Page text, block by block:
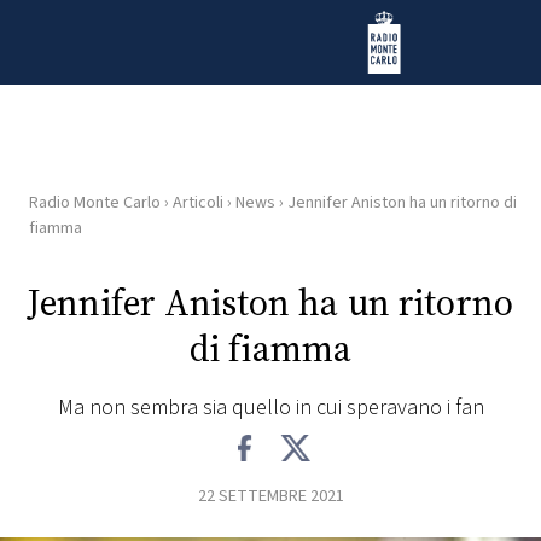
Radio Monte Carlo
HOME
RADIO
Radio Monte Carlo › Articoli › News › Jennifer Aniston ha un ritorno di
fiamma
Jennifer Aniston ha un ritorno
di fiamma
Ma non sembra sia quello in cui speravano i fan
22 SETTEMBRE 2021